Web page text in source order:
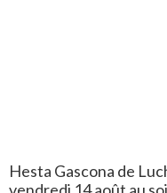
Hesta Gascona de